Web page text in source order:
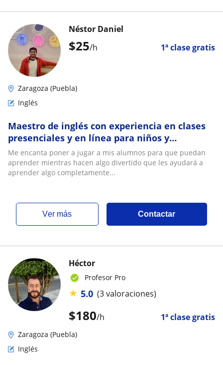
$25/h 1ª clase gratis
Néstor Daniel
Zaragoza (Puebla)
Inglés
Maestro de inglés con experiencia en clases
presenciales y en línea para niños y
adolescentes
Me encanta poner a jugar a mis alumnos para que puedan
aprender mientras hacen algo divertido que les ayudará a
aprender algo completamente...
ver más Contactar
$180/h 1ª clase gratis
Héctor
Profesor Pro
★ 5.0 (3 valoraciones)
Zaragoza (Puebla)
Inglés